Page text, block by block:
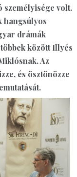
volt.
hangsúlyos
drámák
között Illyés
Az
és ösztönözze